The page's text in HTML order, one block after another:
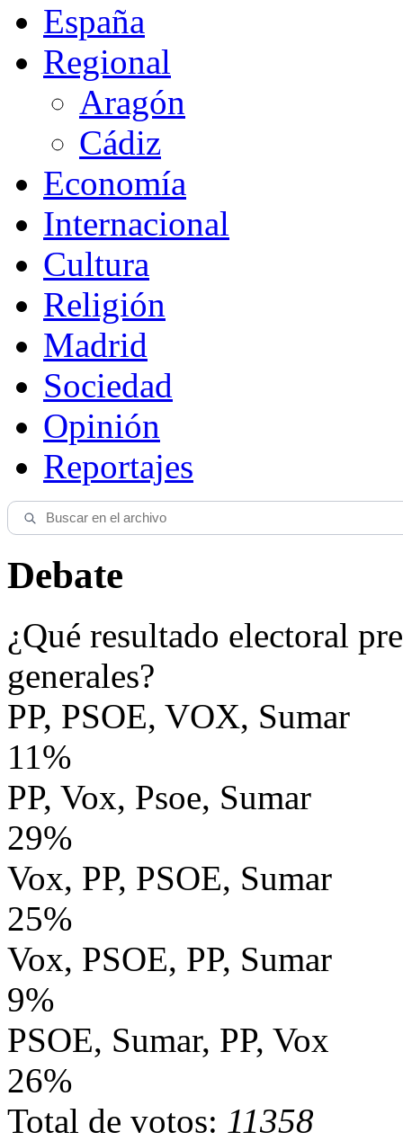
España
Regional
Aragón
Cádiz
Economía
Internacional
Cultura
Religión
Madrid
Sociedad
Opinión
Reportajes
Debate
¿Qué resultado electoral
generales?
PP, PSOE, VOX, Sumar
11%
PP, Vox, Psoe, Sumar
29%
Vox, PP, PSOE, Sumar
25%
Vox, PSOE, PP, Sumar
9%
PSOE, Sumar, PP, Vox
26%
Total de votos: 11358